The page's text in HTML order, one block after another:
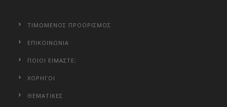
ΤΙΜΩΜΕΝΟΣ ΠΡΟΟΡΙΣΜΟΣ
ΕΠΙΚΟΙΝΩΝΙΑ
ΠΟΙΟΙ ΕΙΜΑΣΤΕ;
ΧΟΡΗΓΟΙ
ΘΕΜΑΤΙΚΕΣ